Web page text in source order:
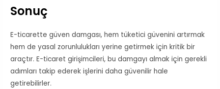
Sonuç
E-ticarette güven damgası, hem tüketici güvenini artırmak
hem de yasal zorunlulukları yerine getirmek için kritik bir
araçtır. E-ticaret girişimcileri, bu damgayı almak için gerekli
adımları takip ederek işlerini daha güvenilir hale
getirebilirler.